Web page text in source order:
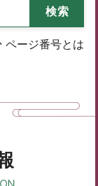
ページ番号とは